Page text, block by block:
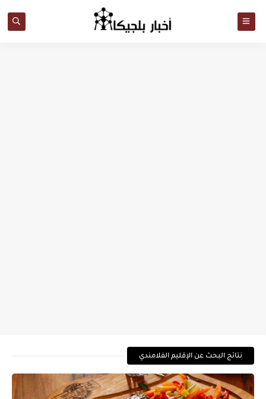
نتائج البحث عن الإقليم الفلامندي